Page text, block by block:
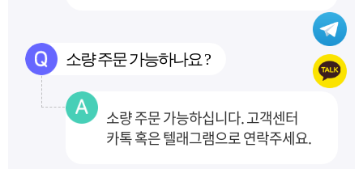
소량 주문 가능하나요 ?
소량 주문 가능하십니다. 고객센터
카톡 혹은 텔래그램으로 연락주세요.